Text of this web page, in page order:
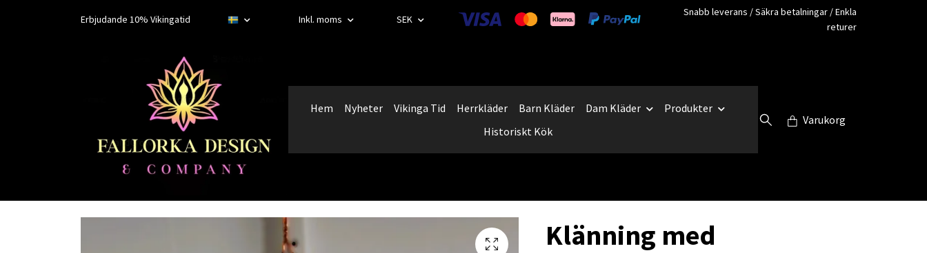
Erbjudande 10% Vikingatid Inkl. moms SEK
Snabb leverans / Säkra betalningar / Enkla
returer
Hem Nyheter Vikinga Tid Herrkläder Barn Kläder Dam Kläder
Produkter
Historiskt Kök
Varukorg
Klänning med